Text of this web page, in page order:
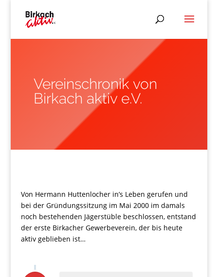
Vereinschronik von
Birkach aktiv e.V.
Von Hermann Huttenlocher in’s Leben gerufen und
bei der Gründungssitzung im Mai 2000 im damals
noch bestehenden Jägerstüble beschlossen, entstand
der erste Birkacher Gewerbeverein, der bis heute
aktiv geblieben ist…